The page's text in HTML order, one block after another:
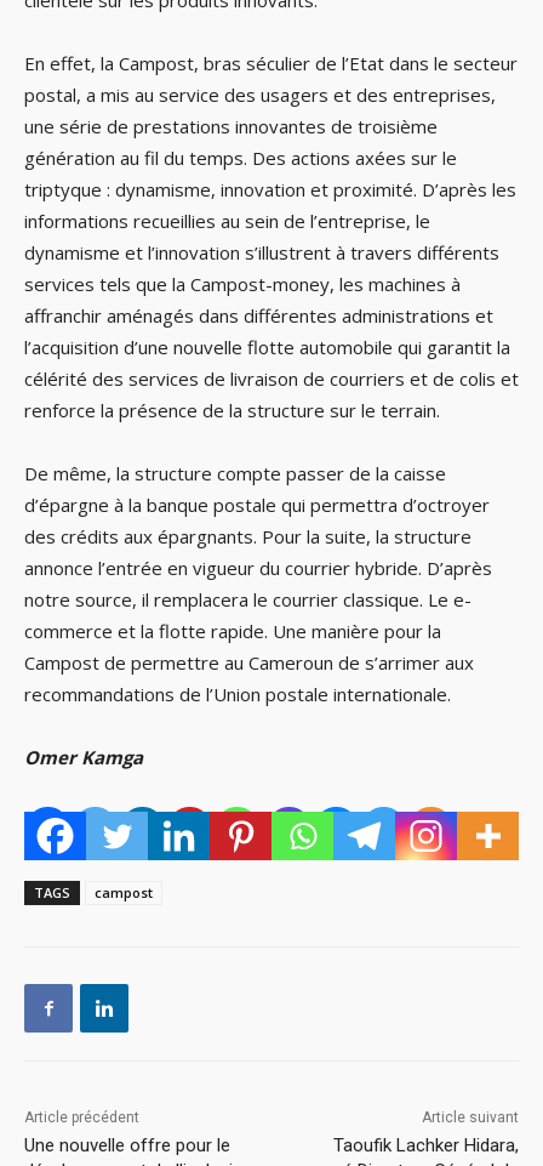
En effet, la Campost, bras séculier de l’Etat dans le secteur
postal, a mis au service des usagers et des entreprises,
une série de prestations innovantes de troisième
génération au fil du temps. Des actions axées sur le
triptyque : dynamisme, innovation et proximité. D’après les
informations recueillies au sein de l’entreprise, le
dynamisme et l’innovation s’illustrent à travers différents
services tels que la Campost-money, les machines à
affranchir aménagés dans différentes administrations et
l’acquisition d’une nouvelle flotte automobile qui garantit la
célérité des services de livraison de courriers et de colis et
renforce la présence de la structure sur le terrain.
De même, la structure compte passer de la caisse
d’épargne à la banque postale qui permettra d’octroyer
des crédits aux épargnants. Pour la suite, la structure
annonce l’entrée en vigueur du courrier hybride. D’après
notre source, il remplacera le courrier classique. Le e-
commerce et la flotte rapide. Une manière pour la
Campost de permettre au Cameroun de s’arrimer aux
recommandations de l’Union postale internationale.
Omer Kamga
TAGS campost
Article précédent
Une nouvelle offre pour le
Article suivant
Taoufik Lachker Hidara,